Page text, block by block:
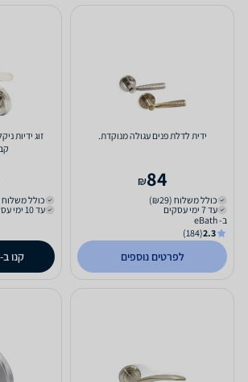
ידית לדלת פנים עגולה מנוקדת.
84
₪
כולל משלוח (₪29)
עד 7 ימי עסקים
ב- eBath
2.3
(184)
לפרטים נוספים
זוג ידיות
כולל משלוח
עד 10 ימי עסקים
קנו ב-